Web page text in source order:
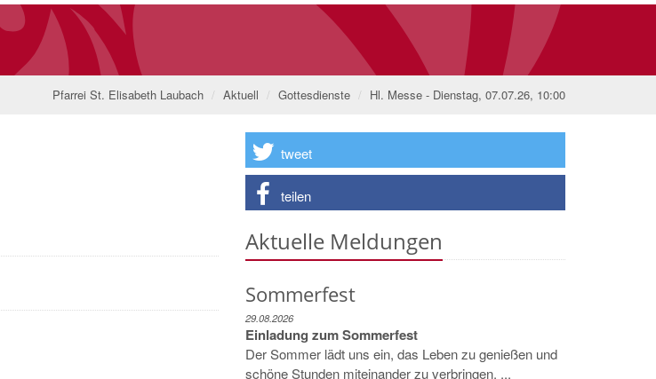
Pfarrei St. Elisabeth Laubach Aktuell Gottesdienste Hl. Messe - Dienstag, 07.07.26, 10:00
tweet
teilen
Aktuelle Meldungen
Sommerfest
29.08.2026
Einladung zum Sommerfest
Der Sommer lädt uns ein, das Leben zu genießen und
schöne Stunden miteinander zu verbringen. ...